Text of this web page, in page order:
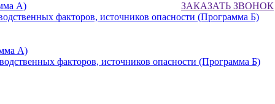
А)
факторов, источников опасности (Программа Б)
ЗАКАЗАТЬ ЗВОНОК
А)
факторов, источников опасности (Программа Б)